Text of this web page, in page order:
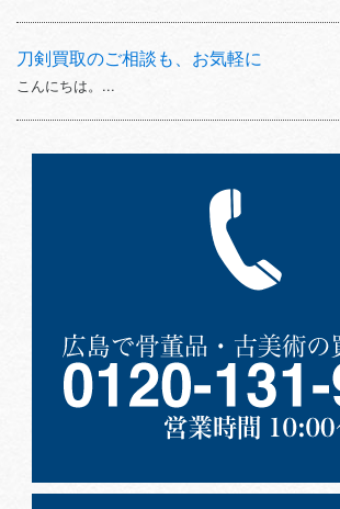
刀剣買取のご相談も、お気軽に
こんにちは。...